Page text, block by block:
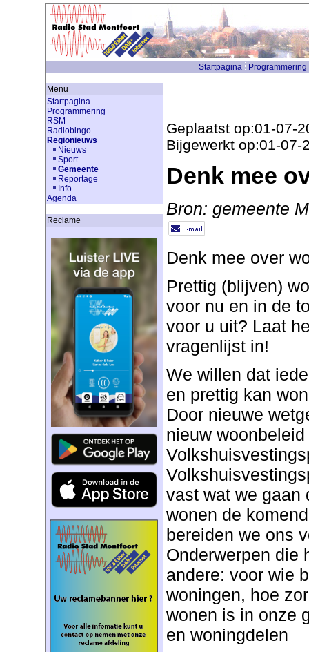
Startpagina Programmering
Menu
Startpagina
Programmering
RSM
Radiobingo
Regionieuws
Nieuws
Sport
Gemeente
Reportage
Info
Agenda
Reclame
Geplaatst op:01-07-
Bijgewerkt op:01-07-
Denk mee
Bron: gemeente
Denk mee over
Prettig (blijven)
voor nu en in de
voor u uit? Laat
vragenlijst in!
We willen dat
en prettig kan
Door nieuwe
nieuw
vast wat we gaan
wonen de
bereiden we ons
Onderwerpen die
andere: voor wie
woningen, hoe
wonen is in onze
en woningdelen